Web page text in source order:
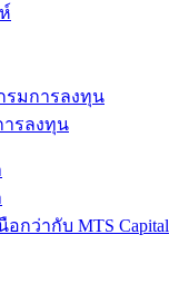
รมการลงทุน
รลงทุน
อกว่ากับ MTS Capital